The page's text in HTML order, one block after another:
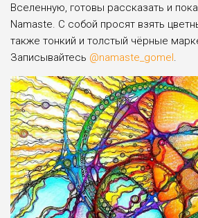
Вселенную, готовы рассказать и
Namaste. С собой просят взять
также тонкий и толстый чёрные
Записывайтесь @namaste_gomel